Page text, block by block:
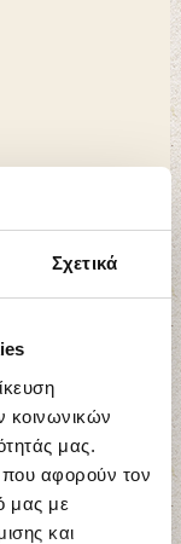
Σχετικά
κοινωνικών
μας.
που αφορούν τον
μας με
και